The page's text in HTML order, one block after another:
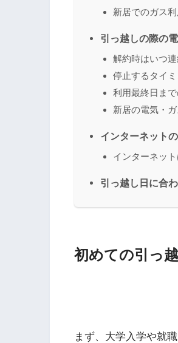
新居でのガス
引っ越しの際の
解約時はいつ
停止するタイ
利用最終日ま
新居の電気・
インターネット
インターネッ
引っ越し日に合
初めての引っ
まず、大学入学や就